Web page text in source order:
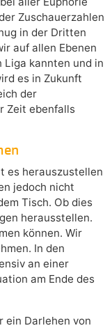
Zuschauerzahlen
in der Dritten
auf allen Ebenen
Liga kannten und in
es in Zukunft
der
Zeit ebenfalls
es herauszustellen
jedoch nicht
Tisch. Ob dies
herausstellen.
können. Wir
In den
an einer
am Ende des
ein Darlehen von